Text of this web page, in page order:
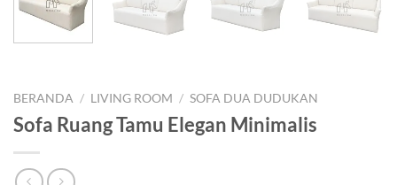
BERANDA / LIVING ROOM / SOFA DUA DUDUKAN
Sofa Ruang Tamu Elegan Minimalis